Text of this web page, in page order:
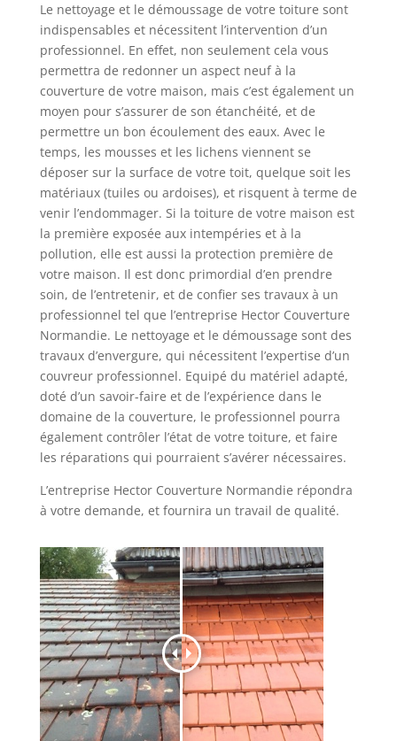
Le nettoyage et le démoussage de votre toiture sont
indispensables et nécessitent l’intervention d’un
professionnel. En effet, non seulement cela vous
permettra de redonner un aspect neuf à la
couverture de votre maison, mais c’est également un
moyen pour s’assurer de son étanchéité, et de
permettre un bon écoulement des eaux. Avec le
temps, les mousses et les lichens viennent se
déposer sur la surface de votre toit, quelque soit les
matériaux (tuiles ou ardoises), et risquent à terme de
venir l’endommager. Si la toiture de votre maison est
la première exposée aux intempéries et à la
pollution, elle est aussi la protection première de
votre maison. Il est donc primordial d’en prendre
soin, de l’entretenir, et de confier ses travaux à un
professionnel tel que l’entreprise Hector Couverture
Normandie. Le nettoyage et le démoussage sont des
travaux d’envergure, qui nécessitent l’expertise d’un
couvreur professionnel. Equipé du matériel adapté,
doté d’un savoir-faire et de l’expérience dans le
domaine de la couverture, le professionnel pourra
également contrôler l’état de votre toiture, et faire
les réparations qui pourraient s’avérer nécessaires.
L’entreprise Hector Couverture Normandie répondra
à votre demande, et fournira un travail de qualité.